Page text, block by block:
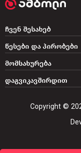
დაგვიკავშირდით
ჩვენ შესახებ
წესები და პირობები
მომსახურება
Copyright ©